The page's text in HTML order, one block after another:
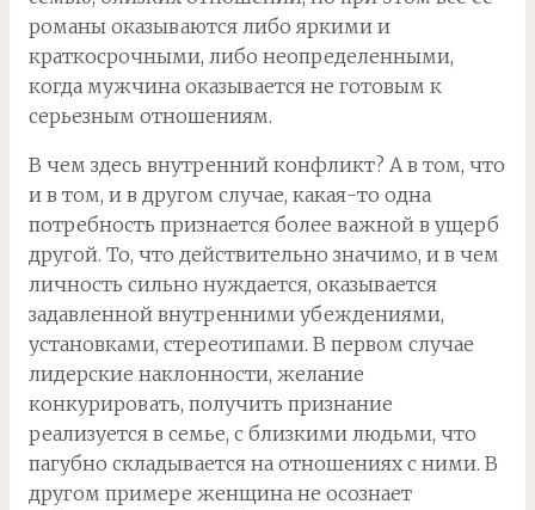
романы оказываются либо яркими и
краткосрочными, либо неопределенными,
когда мужчина оказывается не готовым к
серьезным отношениям.
В чем здесь внутренний конфликт? А в том, что
и в том, и в другом случае, какая-то одна
потребность признается более важной в ущерб
другой. То, что действительно значимо, и в чем
личность сильно нуждается, оказывается
задавленной внутренними убеждениями,
установками, стереотипами. В первом случае
лидерские наклонности, желание
конкурировать, получить признание
реализуется в семье, с близкими людьми, что
пагубно складывается на отношениях с ними. В
другом примере женщина не осознает